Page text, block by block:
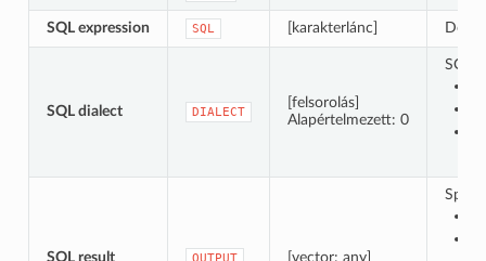
SQL expression SQL [karakterlánc]
SQL dialect DIALECT
[felsorolás]
Alapértelmezett: 0
SQL
SQL result OUTPUT [vector: any]